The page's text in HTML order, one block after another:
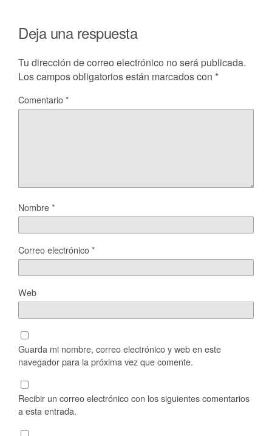
Deja una respuesta
Tu dirección de correo electrónico no será publicada.
Los campos obligatorios están marcados con *
Comentario*
Nombre*
Correo electrónico*
Web
Guarda mi nombre, correo electrónico y web en este
navegador para la próxima vez que comente.
Recibir un correo electrónico con los siguientes comentarios
a esta entrada.